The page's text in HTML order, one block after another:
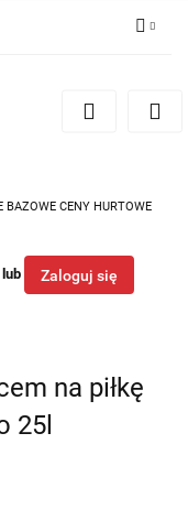
Zarejestruj się
BAZOWE CENY HURTOWE
lub Zaloguj się
na piłkę
25l